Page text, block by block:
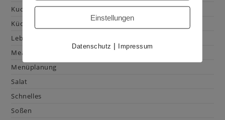
Kuchen & Gebäck
Küchenhacks
Lebensmittelkunde
Mealprep
Menüplanung
Salat
Schnelles
Soßen
Einstellungen
Datenschutz | Impressum